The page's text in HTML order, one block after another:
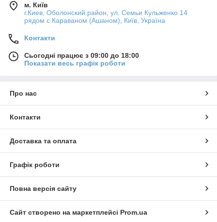
м. Київ
г.Киев, Оболонский район, ул. Семьи Кульженко 14
рядом с Караваном (Ашаном), Київ, Україна
Контакти
Сьогодні працює з 09:00 до 18:00
Показати весь графік роботи
Про нас
Контакти
Доставка та оплата
Графік роботи
Повна версія сайту
Сайт створено на маркетплейсі Prom.ua